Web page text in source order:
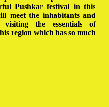
Pushkar festival in this
meet the inhabitants and
the essentials of
region which has so much